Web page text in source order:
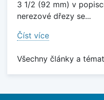
3 1/2 (92 mm) v
nerezové dřezy se...
Číst více
Všechny články a